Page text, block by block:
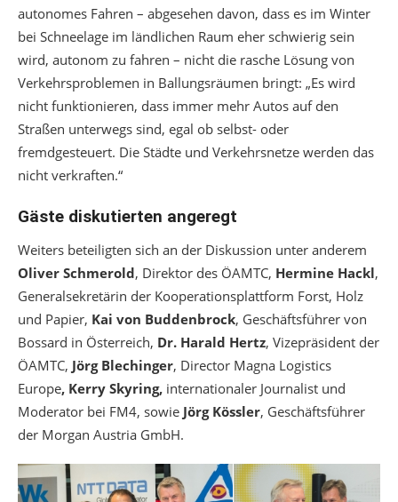
autonomes Fahren – abgesehen davon, dass es im Winter
bei Schneelage im ländlichen Raum eher schwierig sein
wird, autonom zu fahren – nicht die rasche Lösung von
Verkehrsproblemen in Ballungsräumen bringt: „Es wird
nicht funktionieren, dass immer mehr Autos auf den
Straßen unterwegs sind, egal ob selbst- oder
fremdgesteuert. Die Städte und Verkehrsnetze werden das
nicht verkraften.“
Gäste diskutierten angeregt
Weiters beteiligten sich an der Diskussion unter anderem
Oliver Schmerold, Direktor des ÖAMTC, Hermine Hackl,
Generalsekretärin der Kooperationsplattform Forst, Holz
und Papier, Kai von Buddenbrock, Geschäftsführer von
Bossard in Österreich, Dr. Harald Hertz, Vizepräsident der
ÖAMTC, Jörg Blechinger, Director Magna Logistics
Europe, Kerry Skyring, internationaler Journalist und
Moderator bei FM4, sowie Jörg Kössler, Geschäftsführer
der Morgan Austria GmbH.